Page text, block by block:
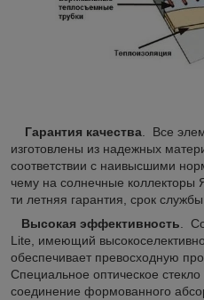
Гарантия качества. Все
изготовлены из надежных
соответствии с наивысшими
чему на солнечные коллекторы
ти летняя гарантия, срок
Высокая эффективность.
Lite, имеющий
обеспечивает превосходную
Специальное оптическое
соединение формованного